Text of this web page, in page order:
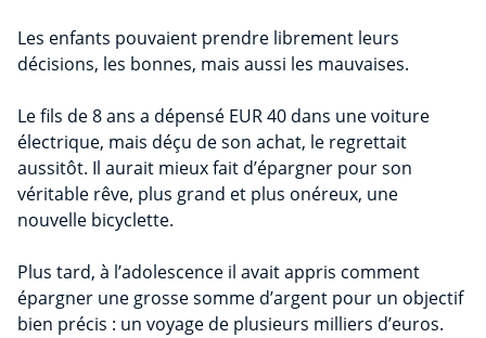
Les enfants pouvaient prendre librement leurs
décisions, les bonnes, mais aussi les mauvaises.
Le fils de 8 ans a dépensé EUR 40 dans une voiture
électrique, mais déçu de son achat, le regrettait
aussitôt. Il aurait mieux fait d’épargner pour son
véritable rêve, plus grand et plus onéreux, une
nouvelle bicyclette.
Plus tard, à l’adolescence il avait appris comment
épargner une grosse somme d’argent pour un objectif
bien précis : un voyage de plusieurs milliers d’euros.